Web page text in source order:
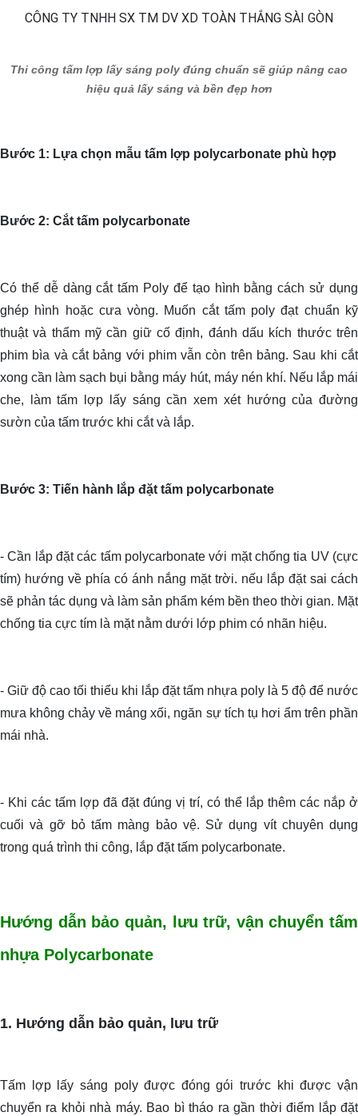
Thi công tấm lợp lấy sáng poly đúng chuẩn sẽ giúp nâng cao
hiệu quả lấy sáng và bền đẹp hơn
Bước 1: Lựa chọn mẫu tấm lợp polycarbonate phù hợp
Bước 2: Cắt tấm polycarbonate
Có thể dễ dàng cắt tấm Poly để tạo hình bằng cách sử dụng
ghép hình hoặc cưa vòng. Muốn cắt tấm poly đạt chuẩn kỹ
thuật và thẩm mỹ cần giữ cố định, đánh dấu kích thước trên
phim bìa và cắt bảng với phim vẫn còn trên bảng. Sau khi cắt
xong cần làm sạch bụi bằng máy hút, máy nén khí. Nếu lắp mái
che, làm tấm lợp lấy sáng cần xem xét hướng của đường
sườn của tấm trước khi cắt và lắp.
Bước 3: Tiến hành lắp đặt tấm polycarbonate
- Cần lắp đặt các tấm polycarbonate với mặt chống tia UV (cực
tím) hướng về phía có ánh nắng mặt trời. nếu lắp đặt sai cách
sẽ phản tác dụng và làm sản phẩm kém bền theo thời gian. Mặt
chống tia cực tím là mặt nằm dưới lớp phim có nhãn hiệu.
- Giữ độ cao tối thiểu khi lắp đặt tấm nhựa poly là 5 độ để nước
mưa không chảy về máng xối, ngăn sự tích tụ hơi ẩm trên phần
mái nhà.
- Khi các tấm lợp đã đặt đúng vị trí, có thể lắp thêm các nắp ở
cuối và gỡ bỏ tấm màng bảo vệ. Sử dụng vít chuyên dụng
trong quá trình thi công, lắp đặt tấm polycarbonate.
Hướng dẫn bảo quản, lưu trữ, vận chuyển tấm
nhựa Polycarbonate
1. Hướng dẫn bảo quản, lưu trữ
Tấm lợp lấy sáng poly được đóng gói trước khi được vận
chuyển ra khỏi nhà máy. Bao bì tháo ra gần thời điểm lắp đặt